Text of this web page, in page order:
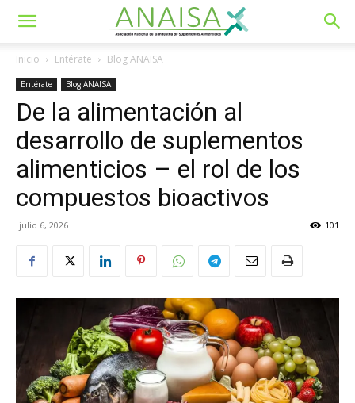
Inicio Entérate Blog ANAISA
Entérate Blog ANAISA
De la alimentación al
desarrollo de suplementos
alimenticios – el rol de los
compuestos bioactivos
julio 6, 2026 101